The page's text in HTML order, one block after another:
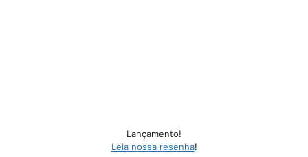
Lançamento!
Leia nossa resenha!